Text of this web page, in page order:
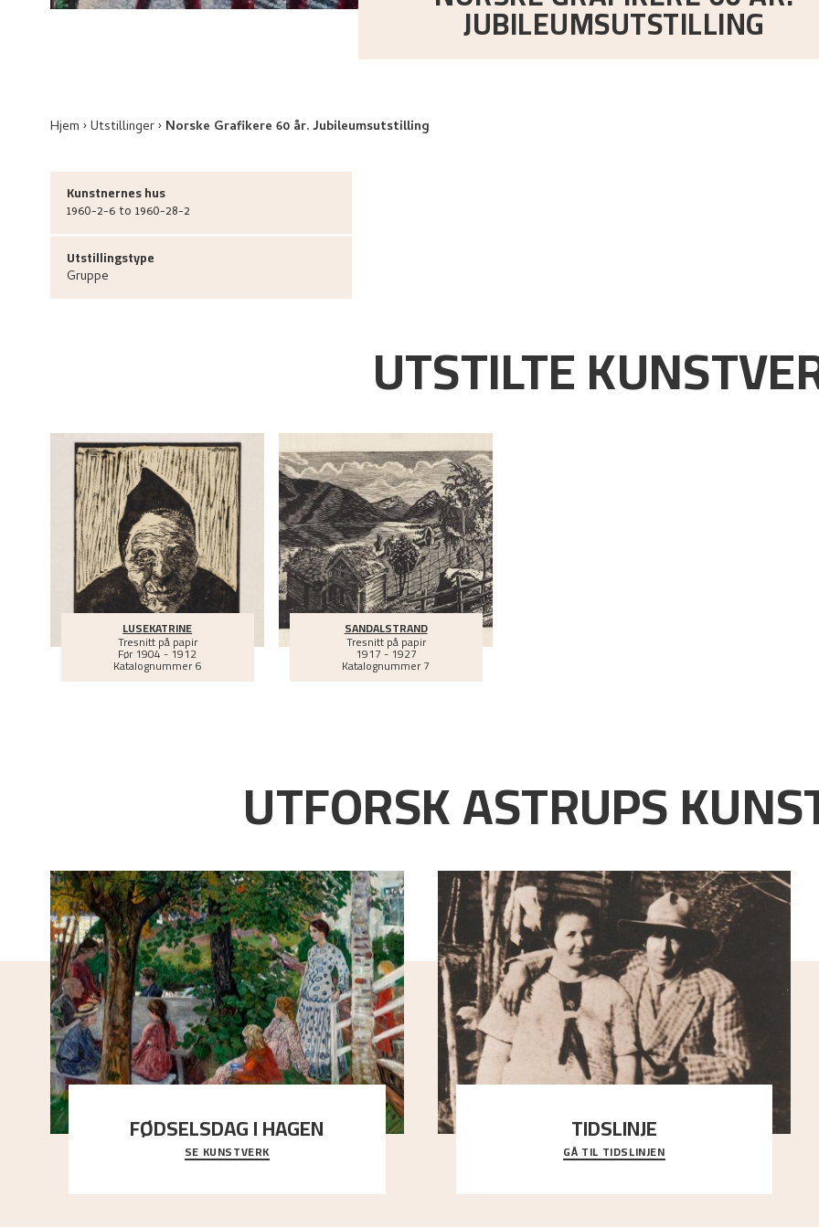
JUBILEUMSUTSTILLING
Hjem Utstillinger Norske Grafikere 60 år. Jubileumsutstilling
Kunstnernes hus
1960-2-6 to 1960-28-2
Utstillingstype
Gruppe
UTSTILTE
LUSEKATRINE
Tresnitt på papir
Før1904 - 1912
Katalognummer 6
SANDALSTRAND
Tresnitt på papir
1917 - 1927
Katalognummer 7
UTFORSK ASTRUPS
FØDSELSDAG I HAGEN
En gruppe mennesker er samlet under de store
trekronene i prestegårdshagen...
SE KUNSTVERK
TIDSLINJE
Bli kjent med Nikolai Astrups liv, kunstnerskap og
ettermæle i en interaktiv presentasjon.
GÅ TIL TIDSLINJEN